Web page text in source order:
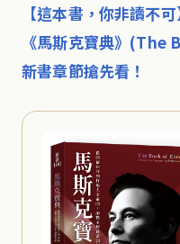
【這本書，你非讀不可
《馬斯克寶典》(The
新書章節搶先看！